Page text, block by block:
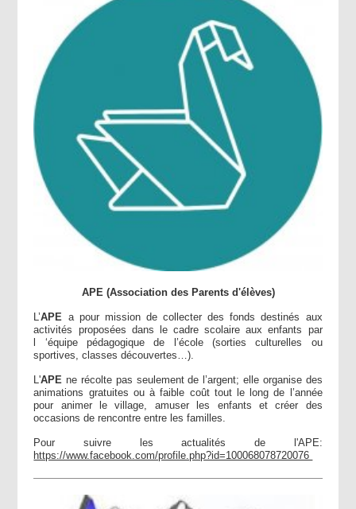
APE (Association des Parents d'élèves)
L’APE a pour mission de collecter des fonds destinés aux
activités proposées dans le cadre scolaire aux enfants par
l ‘équipe pédagogique de l’école (sorties culturelles ou
sportives, classes découvertes…).
L'APE ne récolte pas seulement de l’argent; elle organise des
animations gratuites ou à faible coût tout le long de l’année
pour animer le village, amuser les enfants et créer des
occasions de rencontre entre les familles.
Pour suivre les actualités de l'APE:
https://www.facebook.com/profile.php?id=100068078720076